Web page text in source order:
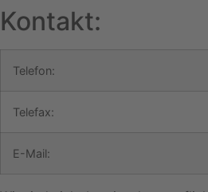
Kontakt:
Telefon:
Telefax:
E-Mail: